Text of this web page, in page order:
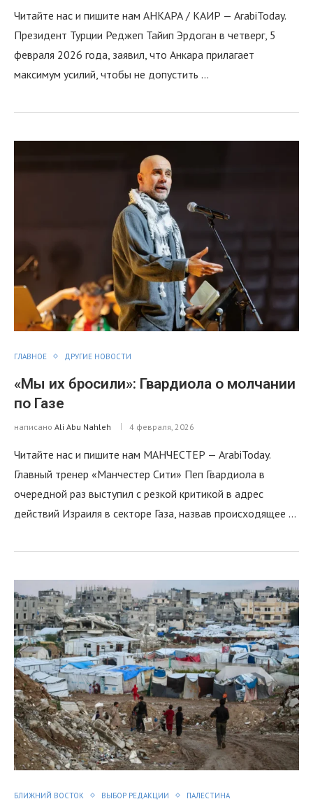
Читайте нас и пишите нам АНКАРА / КАИР — ArabiToday.
Президент Турции Реджеп Тайип Эрдоган в четверг, 5
февраля 2026 года, заявил, что Анкара прилагает
максимум усилий, чтобы не допустить …
ГЛАВНОЕ ДРУГИЕ НОВОСТИ
«Мы их бросили»: Гвардиола о молчании
по Газе
написано Ali Abu Nahleh 4 февраля, 2026
Читайте нас и пишите нам МАНЧЕСТЕР — ArabiToday.
Главный тренер «Манчестер Сити» Пеп Гвардиола в
очередной раз выступил с резкой критикой в адрес
действий Израиля в секторе Газа, назвав происходящее …
БЛИЖНИЙ ВОСТОК ВЫБОР РЕДАКЦИИ ПАЛЕСТИНА